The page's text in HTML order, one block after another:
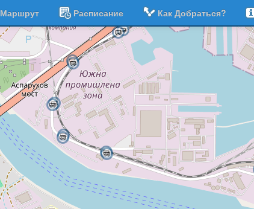
Маршрут Расписание Как Добраться?